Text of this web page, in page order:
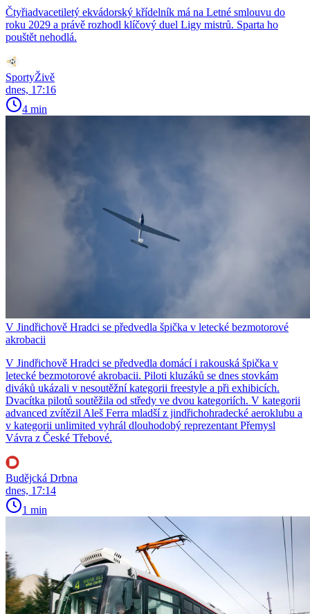
Čtyřiadvacetiletý ekvádorský křídelník má na Letné smlouvu do
roku 2029 a právě rozhodl klíčový duel Ligy mistrů. Sparta ho
pouštět nehodlá.
SportyŽivě
dnes, 17:16
4 min
V Jindřichově Hradci se předvedla špička v letecké bezmotorové
akrobacii
V Jindřichově Hradci se předvedla domácí i rakouská špička v
letecké bezmotorové akrobacii. Piloti kluzáků se dnes stovkám
diváků ukázali v nesoutěžní kategorii freestyle a při exhibicích.
Dvacítka pilotů soutěžila od středy ve dvou kategoriích. V kategorii
advanced zvítězil Aleš Ferra mladší z jindřichohradecké aeroklubu a
v kategorii unlimited vyhrál dlouhodobý reprezentant Přemysl
Vávra z České Třebové.
Budějcká Drbna
dnes, 17:14
1 min